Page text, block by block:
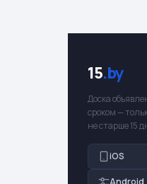
15.by
Доска
сроком —
не старше 15
iOS
Android